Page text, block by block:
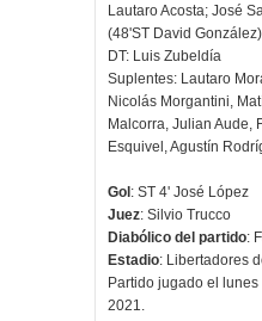
Lautaro Acosta; José
(48'ST David González).
DT: Luis Zubeldía
Suplentes: Lautaro
Nicolás Morgantini,
Malcorra, Julian Aude,
Esquivel, Agustín
Gol: ST 4' José López
Juez: Silvio Trucco
Diabólico del partido:
Estadio: Libertadores
Partido jugado el
2021.